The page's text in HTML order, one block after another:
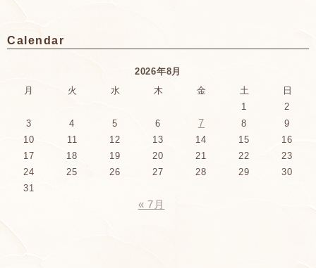
Calendar
2026年8月
月
火 水 木 金 土
日
1
2
3
4 5 6 7 8
9
10
11 12 13 14 15
16
17
18 19 20 21 22
23
24
25 26 27 28 29
30
31
« 7月